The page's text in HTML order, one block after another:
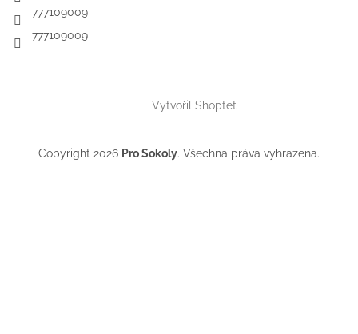
777109009
777109009
Vytvořil Shoptet
Copyright 2026 Pro Sokoly. Všechna práva vyhrazena.